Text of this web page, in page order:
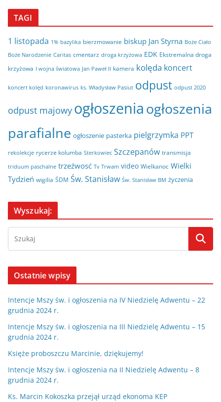
TAGI
1 listopada 1% bazylika bierzmowanie biskup Jan Styrna Boże Ciało
Boże Narodzenie Caritas cmentarz droga krzyżowa EDK Ekstremalna droga
krzyżowa I wojna światowa Jan Paweł II kamera kolęda koncert
koncert kolęd koronawirus ks. Władysław Pasiut odpust odpust 2020
odpust majowy ogłoszeniaogłoszenia
parafialne ogłoszenie pasterka pielgrzymka PPT
rekolekcje rycerze kolumba Sterkowiec Szczepanów transmisja
triduum paschalne trzeźwosć Tv Trwam video Wielkanoc Wielki
Tydzień wigilia ŚDM Św. Stanisław Św. Stanisław BM życzenia
Wyszukaj:
Ostatnie wpisy
Intencje Mszy św. i ogłoszenia na IV Niedzielę Adwentu – 22
grudnia 2024 r.
Intencje Mszy św. i ogłoszenia na III Niedzielę Adwentu – 15
grudnia 2024 r.
Księże proboszczu Marcinie, dziękujemy!
Intencje Mszy św. i ogłoszenia na II Niedzielę Adwentu – 8
grudnia 2024 r.
Ks. Marcin Kokoszka przejął urząd ekonoma KEP